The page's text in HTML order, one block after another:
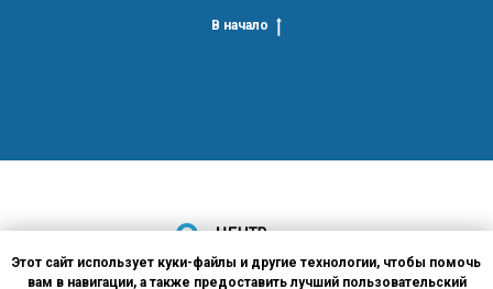
В начало
Этот сайт использует куки-файлы и другие технологии, чтобы помочь
вам в навигации, а также предоставить лучший пользовательский